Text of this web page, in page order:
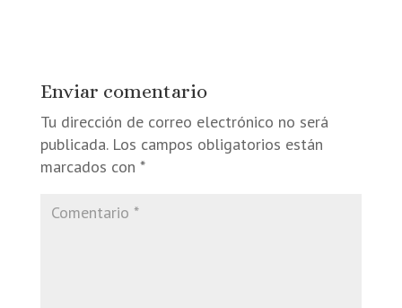
Enviar comentario
Tu dirección de correo electrónico no será
publicada. Los campos obligatorios están
marcados con *